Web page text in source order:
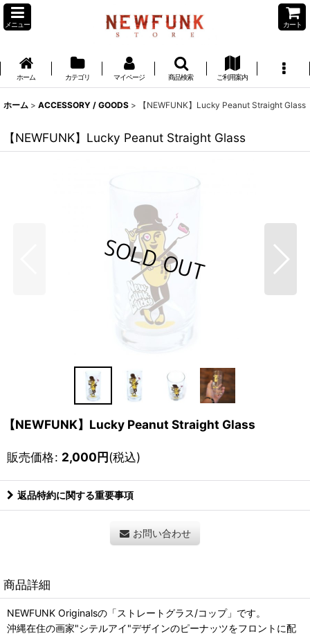
メニュー カート
ホーム カテゴリ マイページ 商品検索 ご利用案内
ホーム > ACCESSORY / GOODS > 【NEWFUNK】Lucky Peanut Straight Glass
【NEWFUNK】Lucky Peanut Straight Glass
【NEWFUNK】Lucky Peanut Straight Glass
販売価格: 2,000円(税込)
返品特約に関する重要事項
お問い合わせ
商品詳細
NEWFUNK Originalsの「ストレートグラス/コップ」です。
沖縄在住の画家"シテルアイ"デザインのピーナッツをフロントに配